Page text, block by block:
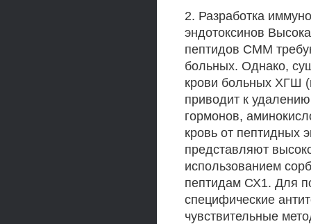
2. Разработка
эндотоксинов
пептидов СММ
больных. Однако,
крови больных ХГШ
приводит к
гормонов,
кровь от пептидных
представляют
использованием
пептидам СХ1. Для
специфические
чувствительные